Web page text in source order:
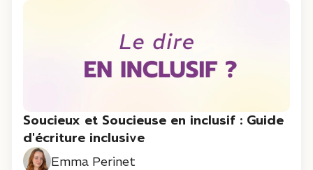
Soucieux et Soucieuse en inclusif : Guide
d'écriture inclusive
Emma Perinet